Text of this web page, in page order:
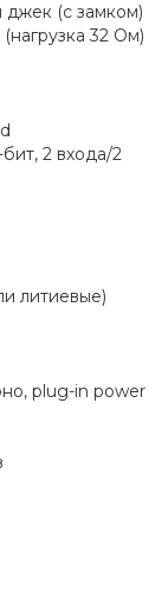
джек (с замком)
32 Ом)
2 входа/2
литиевые)
plug-in power